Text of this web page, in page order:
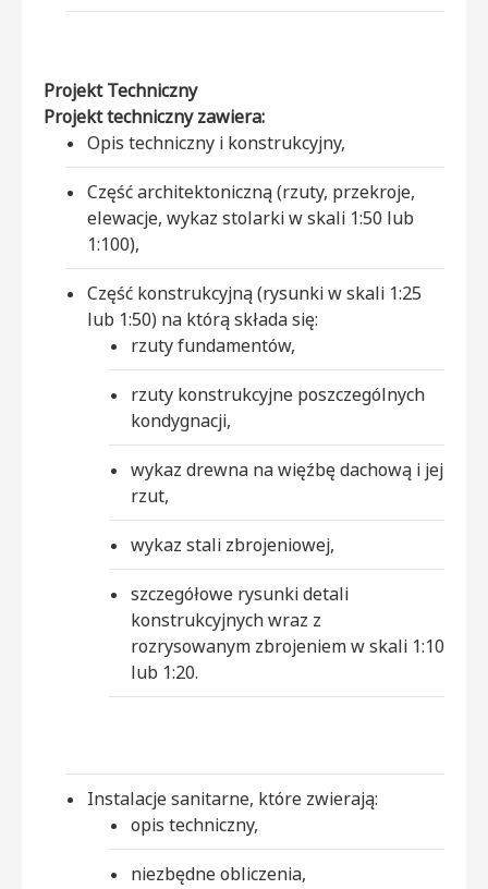
Projekt Techniczny
Projekt techniczny zawiera:
Opis techniczny i konstrukcyjny,
Część architektoniczną (rzuty, przekroje,
elewacje, wykaz stolarki w skali 1:50 lub
1:100),
Część konstrukcyjną (rysunki w skali 1:25
lub 1:50) na którą składa się:
rzuty fundamentów,
rzuty konstrukcyjne poszczególnych
kondygnacji,
wykaz drewna na więźbę dachową i jej
rzut,
wykaz stali zbrojeniowej,
szczegółowe rysunki detali
konstrukcyjnych wraz z
rozrysowanym zbrojeniem w skali 1:10
lub 1:20.
Instalacje sanitarne, które zwierają:
opis techniczny,
niezbędne obliczenia,